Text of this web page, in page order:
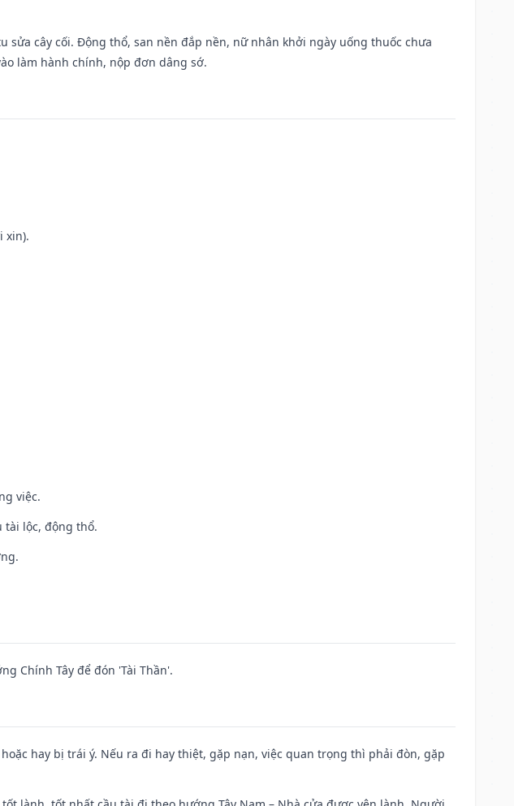
sửa cây cối. Động thổ, san nền đắp nền, nữ nhân khởi ngày uống thuốc chưa
làm hành chính, nộp đơn dâng sớ.
xin).
việc.
tài lộc, động thổ.
Chính Tây để đón 'Tài Thần'.
hay bị trái ý. Nếu ra đi hay thiệt, gặp nạn, việc quan trọng thì phải đòn, gặp